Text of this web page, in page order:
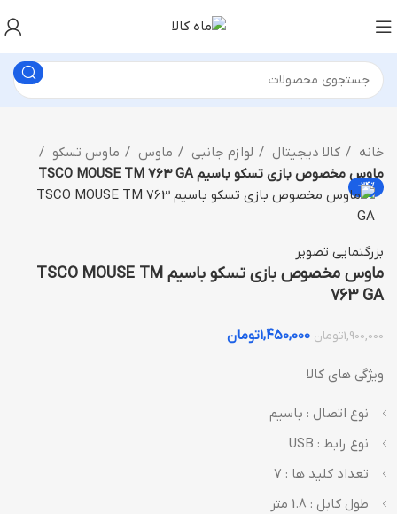
خانه کالا دیجیتال لوازم جانبی ماوس
ماوس تسکو
ماوس مخصوص بازی تسکو باسیم TSCO MOUSE TM 763 GA
-24%
بزرگنمایی تصویر
ماوس مخصوص بازی تسکو باسیم TSCO MOUSE TM
763 GA
1,900,000تومان 1,450,000تومان
ویژگی های کالا
نوع اتصال : باسیم
نوع رابط : USB
تعداد کلید ها : 7
طول کابل : 1.8 متر